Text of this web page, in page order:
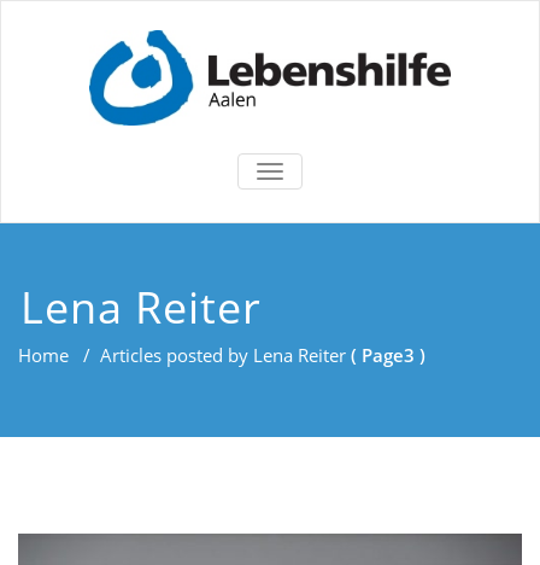
TOGGLE
Lena Reiter
Home / Articles posted by Lena Reiter ( Page3 )